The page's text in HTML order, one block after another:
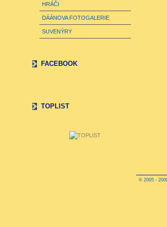
HRÁČI
DÁÁNOVA FOTOGALERIE
SUVENÝRY
FACEBOOK
TOPLIST
© 2005 -